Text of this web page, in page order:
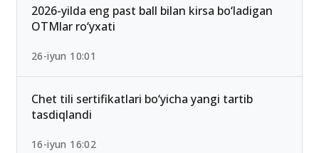
2026-yilda eng past ball bilan kirsa bo‘ladigan
OTMlar ro‘yxati
26-iyun 10:01
Chet tili sertifikatlari bo‘yicha yangi tartib
tasdiqlandi
16-iyun 16:02